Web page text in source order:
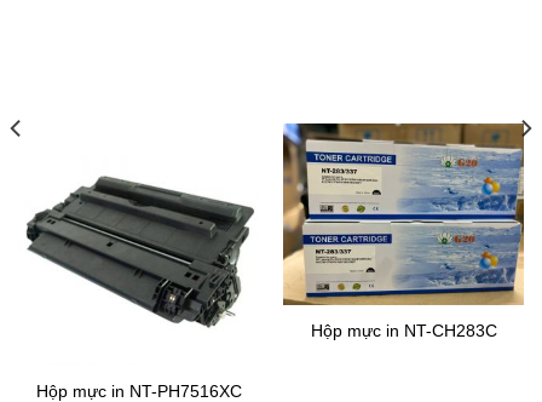
Hộp mực in NT-PH7516XC
Hộp mực in NT-CH283C